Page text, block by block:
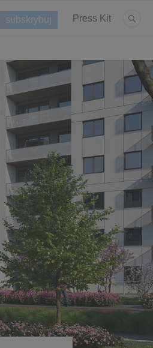
Press Kit